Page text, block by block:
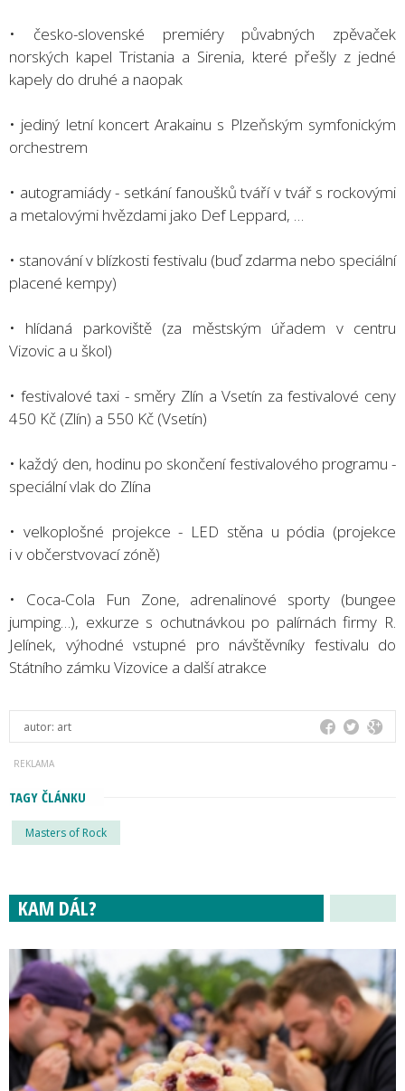
• česko-slovenské premiéry půvabných zpěvaček
norských kapel Tristania a Sirenia, které přešly z jedné
kapely do druhé a naopak
• jediný letní koncert Arakainu s Plzeňským symfonickým
orchestrem
• autogramiády - setkání fanoušků tváří v tvář s rockovými
a metalovými hvězdami jako Def Leppard, …
• stanování v blízkosti festivalu (buď zdarma nebo speciální
placené kempy)
• hlídaná parkoviště (za městským úřadem v centru
Vizovic a u škol)
• festivalové taxi - směry Zlín a Vsetín za festivalové ceny
450 Kč (Zlín) a 550 Kč (Vsetín)
• každý den, hodinu po skončení festivalového programu -
speciální vlak do Zlína
• velkoplošné projekce - LED stěna u pódia (projekce
i v občerstvovací zóně)
• Coca-Cola Fun Zone, adrenalinové sporty (bungee
jumping…), exkurze s ochutnávkou po palírnách firmy R.
Jelínek, výhodné vstupné pro návštěvníky festivalu do
Státního zámku Vizovice a další atrakce
autor: art
TAGY ČLÁNKU
Masters of Rock
KAM DÁL?